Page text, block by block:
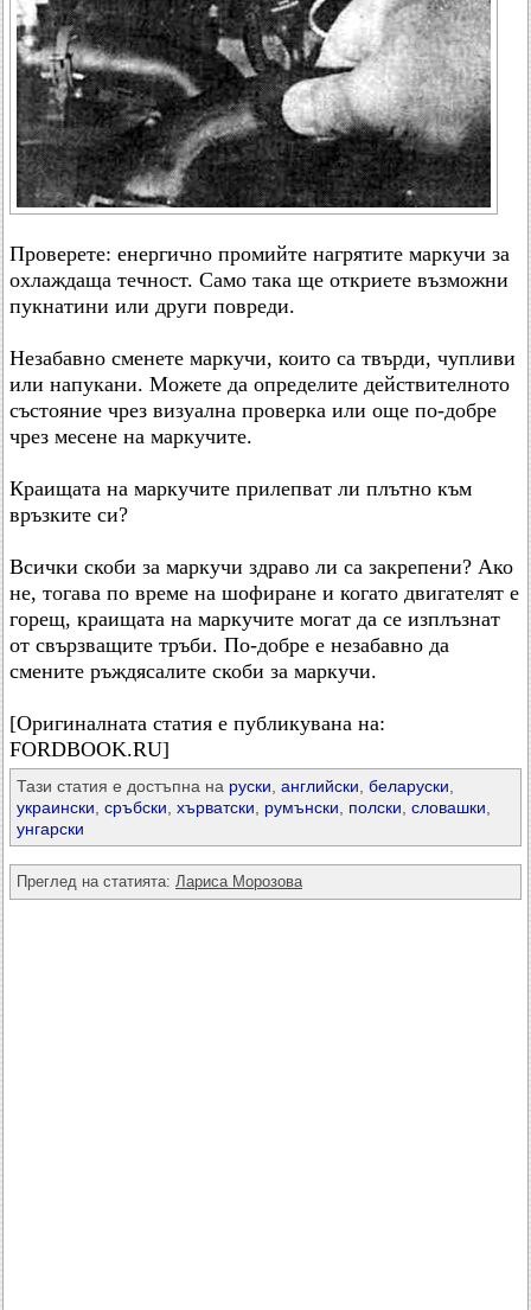
Проверете: енергично промийте нагрятите маркучи за
охлаждаща течност. Само така ще откриете възможни
пукнатини или други повреди.
Незабавно сменете маркучи, които са твърди, чупливи
или напукани. Можете да определите действителното
състояние чрез визуална проверка или още по-добре
чрез месене на маркучите.
Краищата на маркучите прилепват ли плътно към
връзките си?
Всички скоби за маркучи здраво ли са закрепени? Ако
не, тогава по време на шофиране и когато двигателят е
горещ, краищата на маркучите могат да се изплъзнат
от свързващите тръби. По-добре е незабавно да
смените ръждясалите скоби за маркучи.
[Оригиналната статия е публикувана на:
FORDBOOK.RU]
Тази статия е достъпна на руски английски беларуски
украински сръбски хърватски румънски полски словашки
унгарски
Преглед на статията: Лариса Морозова